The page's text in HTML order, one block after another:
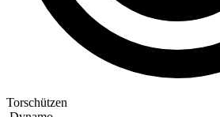
Torschützen